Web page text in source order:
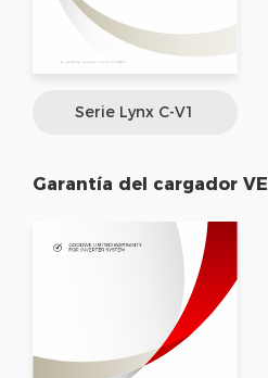
Serie Lynx C-V1
Garantía del cargador VE